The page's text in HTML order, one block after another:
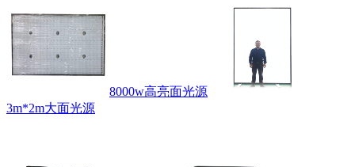
8000w高亮面光源
3m*2m大面光源